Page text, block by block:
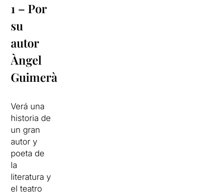
1 – Por
su
autor
Àngel
Guimerà
Verá una
historia de
un gran
autor y
poeta de
la
literatura y
el teatro